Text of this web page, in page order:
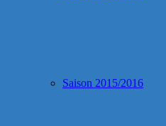
Saison 2015/2016